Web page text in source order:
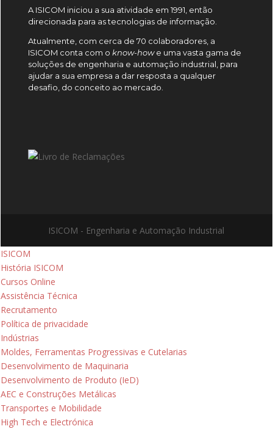
A ISICOM iniciou a sua atividade em 1991, então
direcionada para as tecnologias de informação.
Atualmente, com cerca de 70 colaboradores, a
ISICOM conta com o know-howe uma vasta gama de
soluções de engenharia e automação industrial, para
ajudar a sua empresa a dar resposta a qualquer
desafio, do conceito ao mercado.
ISICOM - Engenharia e Automação Industrial
ISICOM
História ISICOM
Cursos Online
Assistência Técnica
Recrutamento
Política de privacidade
Indústrias
Moldes, Ferramentas Progressivas e Cutelarias
Desenvolvimento de Maquinaria
Desenvolvimento de Produto (IeD)
AEC e Construções Metálicas
Transportes e Mobilidade
High Tech e Electrónica